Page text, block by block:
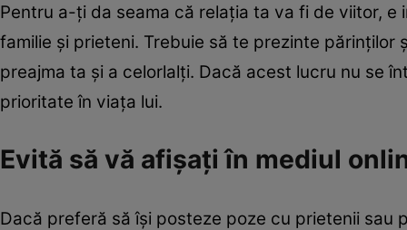
Pentru a-ţi da seama că relaţia ta va fi de viitor,
familie şi prieteni. Trebuie să te prezinte părinţilor
preajma ta şi a celorlalţi. Dacă acest lucru nu se
prioritate în viaţa lui.
Evită să vă afişaţi în mediul
Dacă preferă să îşi posteze poze cu prietenii